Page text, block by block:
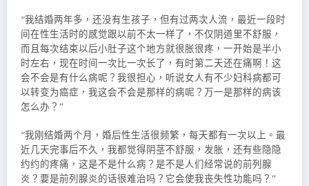
“我结婚两年多，还没有生孩子，但有过两次人流，最近一段时
间在性生活时的感觉跟以前不太一样了，不仅阴道里不舒服，
而且每次结束以后小肚子这个地方就很胀很疼，一开始是半小
时左右，现在时间一次比一次长了，有时第二天还在痛啊！这
会不会是有什么病呢？我很担心，听说女人有不少妇科病都可
以转变为癌症，我这会不会是那样的病呢？万一是那样的病该
怎么办？”
“我刚结婚两个月，婚后性生活很频繁，每天都有一次以上。最
近几天完事后不久，我都觉得阴茎不舒服，发胀，还有些隐隐
约约的疼痛，这是不是什么病？是不是人们经常说的前列腺
炎？要是前列腺炎的话很难治吗？它会使我丧失性功能吗？”